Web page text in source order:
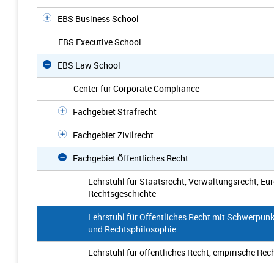
EBS Business School
EBS Executive School
EBS Law School
Center für Corporate Compliance
Fachgebiet Strafrecht
Fachgebiet Zivilrecht
Fachgebiet Öffentliches Recht
Lehrstuhl für Staatsrecht, Verwaltungsrecht,
Rechtsgeschichte
Lehrstuhl für Öffentliches Recht mit
und Rechtsphilosophie
Lehrstuhl für öffentliches Recht, empirische